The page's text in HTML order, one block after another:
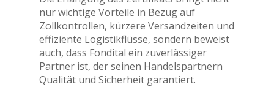
nur wichtige Vorteile in Bezug auf
Zollkontrollen, kürzere Versandzeiten und
effiziente Logistikflüsse, sondern beweist
auch, dass Fondital ein zuverlässiger
Partner ist, der seinen Handelspartnern
Qualität und Sicherheit garantiert.